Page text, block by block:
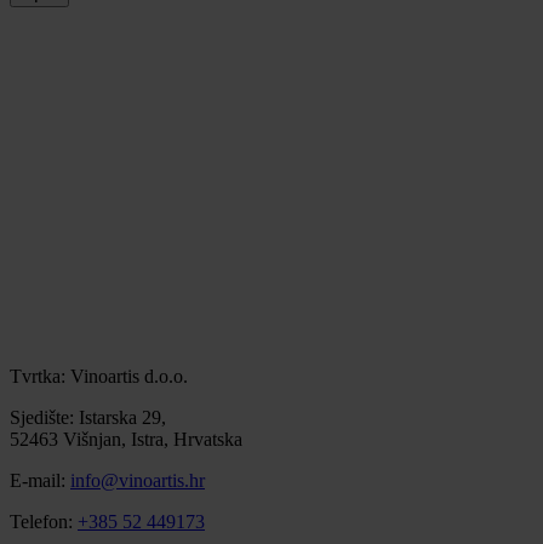
Tvrtka: Vinoartis d.o.o.
Sjedište: Istarska 29,
52463 Višnjan, Istra, Hrvatska
E-mail: info@vinoartis.hr
Telefon: +385 52 449173